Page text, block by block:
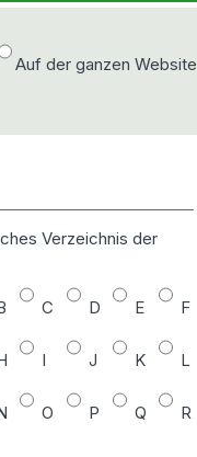
Auf der ganzen Website
Verzeichnis der
C D E F
I J K L
O P Q R